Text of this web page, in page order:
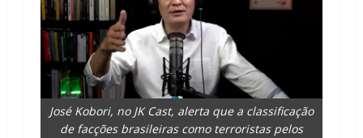
José Kobori, no JK Cast, alerta que a classificação
de facções brasileiras como terroristas pelos